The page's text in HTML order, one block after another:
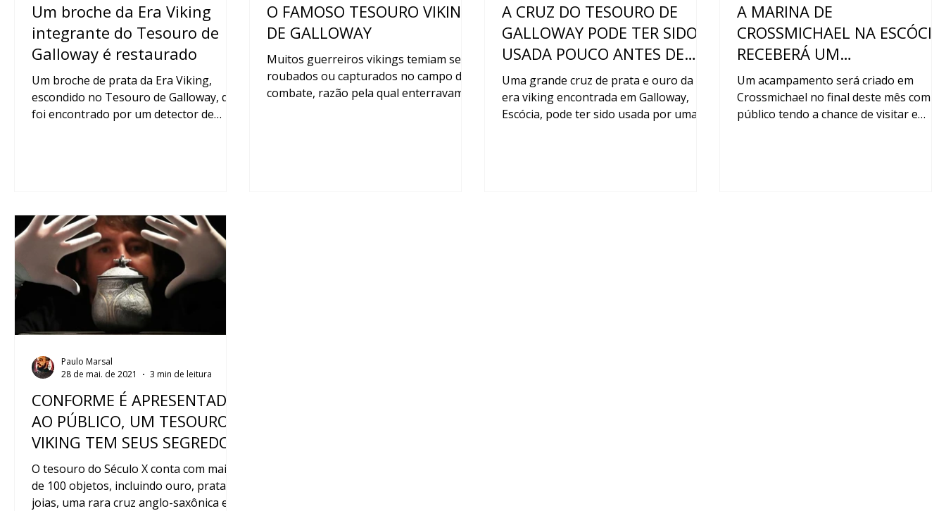
Um broche da Era Viking
integrante do Tesouro de
Galloway é restaurado
Um broche de prata da Era Viking,
escondido no Tesouro de Galloway, que
foi encontrado por um detector de
O FAMOSO TESOURO VIKING
DE GALLOWAY
Muitos guerreiros vikings temiam ser
roubados ou capturados no campo de
combate, razão pela qual enterravam
A CRUZ DO TESOURO DE
GALLOWAY PODE TER SIDO
USADA POUCO ANTES DE
SER ENTERRADA 1.100 ANOS
ATRÁS
Uma grande cruz de prata e ouro da
era viking encontrada em Galloway,
Escócia, pode ter sido usada por uma
A MARINA DE
CROSSMICHAEL NA ESCÓCIA
RECEBERÁ UM
ACAMPAMENTO VIKING
ESPECIAL
Um acampamento será criado em
Crossmichael no final deste mês com o
público tendo a chance de visitar e
CONFORME É APRESENTADO
AO PÚBLICO, UM TESOURO
VIKING TEM SEUS SEGREDOS
REVELADOS
O tesouro do Século X conta com mais
de 100 objetos, incluindo ouro, prata,
joias, uma rara cruz anglo-saxônica e
Paulo Marsal
28 de mai. de 2021
3 min de leitura